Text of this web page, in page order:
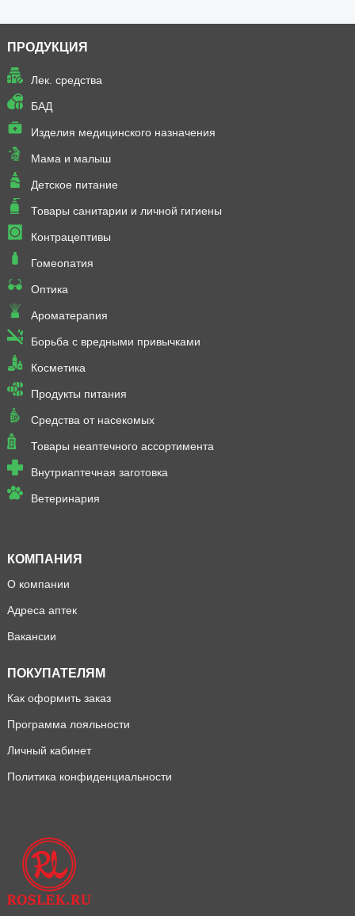
ПРОДУКЦИЯ
Лек. средства
БАД
Изделия медицинского назначения
Мама и малыш
Детское питание
Товары санитарии и личной гигиены
Контрацептивы
Гомеопатия
Оптика
Ароматерапия
Борьба с вредными привычками
Косметика
Продукты питания
Средства от насекомых
Товары неаптечного ассортимента
Внутриаптечная заготовка
Ветеринария
КОМПАНИЯ
О компании
Адреса аптек
Вакансии
ПОКУПАТЕЛЯМ
Как оформить заказ
Программа лояльности
Личный кабинет
Политика конфиденциальности